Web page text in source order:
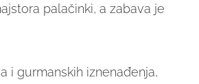
palačinki, a zabava je
i gurmanskih iznenađenja,